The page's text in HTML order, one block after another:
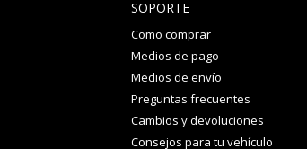
SOPORTE
Como comprar
Medios de pago
Medios de envío
Preguntas frecuentes
Cambios y devoluciones
Consejos para tu vehículo